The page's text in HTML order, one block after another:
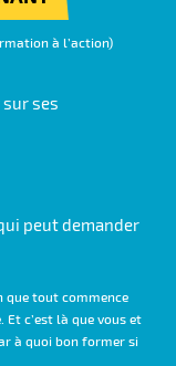
à l’action)
ses
peut demander
que tout commence
c’est là que vous et
à quoi bon former si